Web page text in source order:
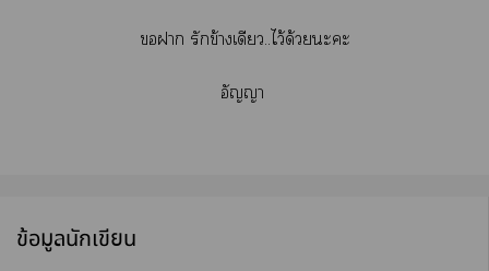
า รักข้างเดียว..ไว้ด้วยะะ
อัญญา
ข้อมูลนักเขียน